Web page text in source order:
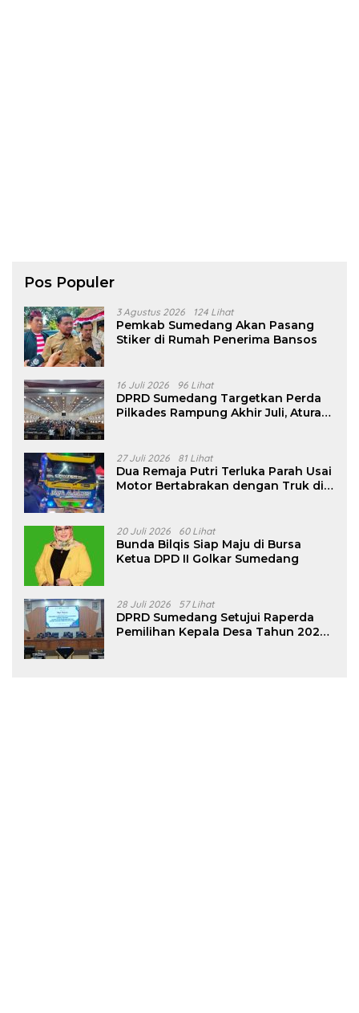
Pos Populer
3 Agustus 2026 124 Lihat
Pemkab Sumedang Akan Pasang
Stiker di Rumah Penerima Bansos
16 Juli 2026 96 Lihat
DPRD Sumedang Targetkan Perda
Pilkades Rampung Akhir Juli, Aturan
27 Juli 2026 81 Lihat
Dua Remaja Putri Terluka Parah Usai
Motor Bertabrakan dengan Truk di
20 Juli 2026 60 Lihat
Bunda Bilqis Siap Maju di Bursa
Ketua DPD II Golkar Sumedang
28 Juli 2026 57 Lihat
DPRD Sumedang Setujui Raperda
Pemilihan Kepala Desa Tahun 2026